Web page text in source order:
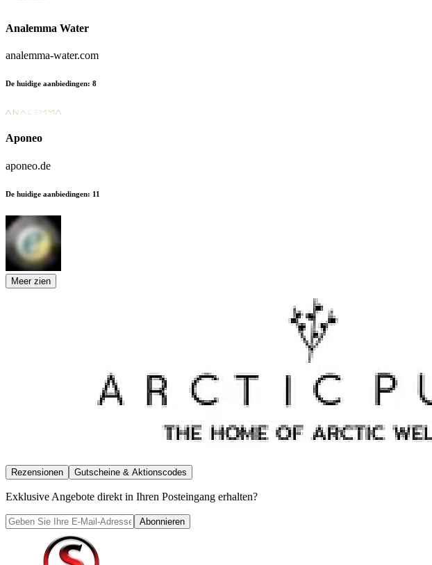
Analemma Water
analemma-water.com
De huidige aanbiedingen: 8
Aponeo
aponeo.de
De huidige aanbiedingen: 11
Meer zien
Rezensionen Gutscheine & Aktionscodes
Exklusive Angebote direkt in Ihren Posteingang erhalten?
Abonnieren